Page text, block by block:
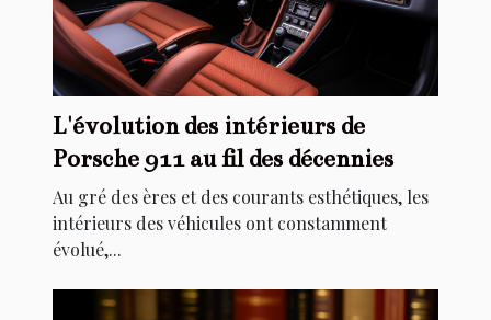
L'évolution des intérieurs de
Porsche 911 au fil des décennies
Au gré des ères et des courants esthétiques, les
intérieurs des véhicules ont constamment
évolué,...